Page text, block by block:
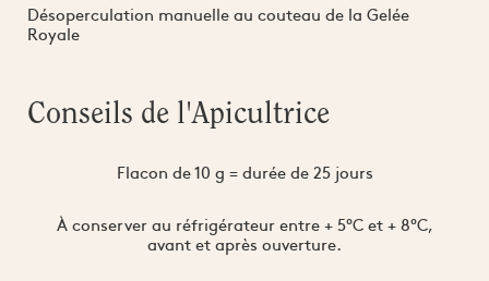
Désoperculation manuelle au couteau de la Gelée
Royale
Conseils de l'Apicultrice
Flacon de 10 g = durée de 25 jours
À conserver au réfrigérateur entre + 5°C et + 8°C,
avant et après ouverture.